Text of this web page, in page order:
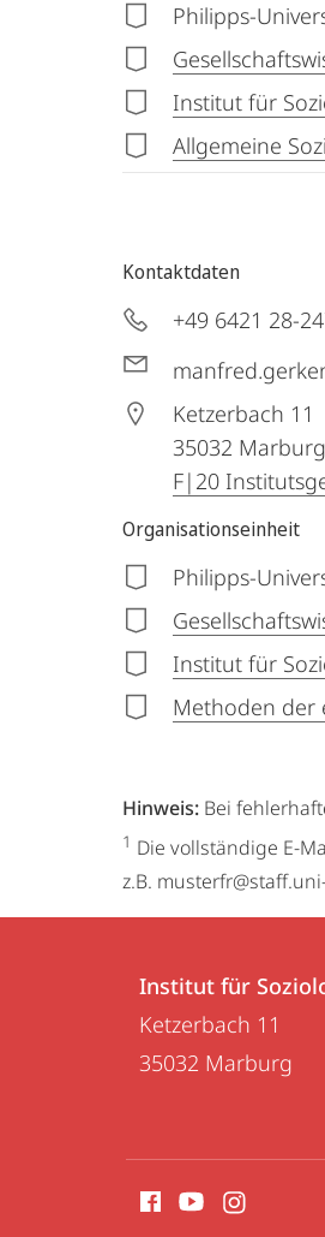
Philipps-
Institut für
Allgemeine
Kontaktdaten
+49 6421 28-
Ketzerbach 11
35032 Marburg
F|20
Organisationseinheit
Philipps-
Institut für
Methoden der
Hinweis: Bei
1 Die vollständige E-
z.B.
Informationen
Institut
für
Institut für
Ketzerbach 11
35032 Marburg
Media